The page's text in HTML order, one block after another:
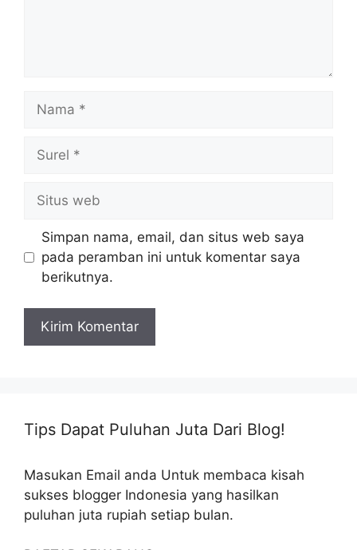
Nama
Surel
Situs
web
Simpan nama, email, dan situs web saya
pada peramban ini untuk komentar saya
berikutnya.
Tips Dapat Puluhan Juta Dari Blog!
Masukan Email anda Untuk membaca kisah
sukses blogger Indonesia yang hasilkan
puluhan juta rupiah setiap bulan.